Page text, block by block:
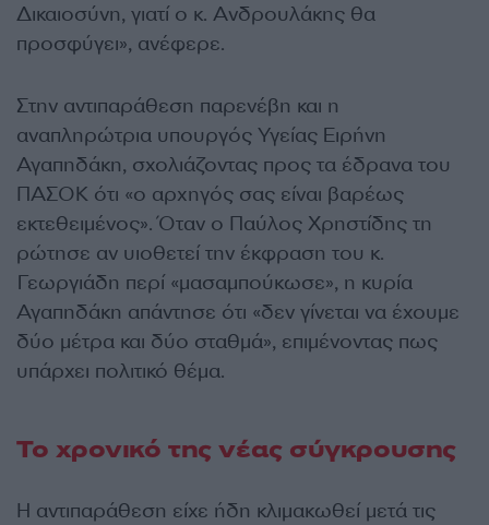
Δικαιοσύνη, γιατί ο κ. Ανδρουλάκης θα
προσφύγει», ανέφερε.
Στην αντιπαράθεση παρενέβη και η
αναπληρώτρια υπουργός Υγείας Ειρήνη
Αγαπηδάκη, σχολιάζοντας προς τα έδρανα του
ΠΑΣΟΚ ότι «ο αρχηγός σας είναι βαρέως
εκτεθειμένος». Όταν ο Παύλος Χρηστίδης τη
ρώτησε αν υιοθετεί την έκφραση του κ.
Γεωργιάδη περί «μασαμπούκωσε», η κυρία
Αγαπηδάκη απάντησε ότι «δεν γίνεται να έχουμε
δύο μέτρα και δύο σταθμά», επιμένοντας πως
υπάρχει πολιτικό θέμα.
Το χρονικό της νέας σύγκρουσης
Η αντιπαράθεση είχε ήδη κλιμακωθεί μετά τις